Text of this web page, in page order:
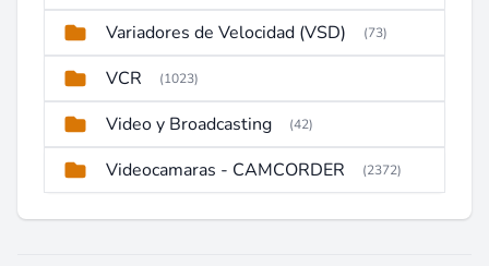
Variadores de Velocidad (VSD) (73)
VCR (1023)
Video y Broadcasting (42)
Videocamaras - CAMCORDER (2372)